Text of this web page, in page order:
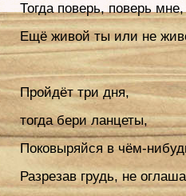
Тогда поверь, поверь
Ещё живой ты или не
Пройдёт три дня,
тогда бери ланцеты,
Поковыряйся в чём-
Разрезав грудь, не